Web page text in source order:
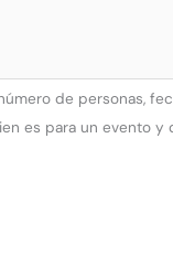
de personas,
es para un evento y